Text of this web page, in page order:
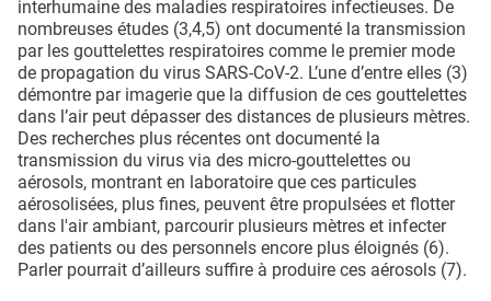
interhumaine des maladies respiratoires infectieuses. De
nombreuses études (3,4,5) ont documenté la transmission
par les gouttelettes respiratoires comme le premier mode
de propagation du virus SARS-CoV-2. L’une d’entre elles (3)
démontre par imagerie que la diffusion de ces gouttelettes
dans l’air peut dépasser des distances de plusieurs mètres.
Des recherches plus récentes ont documenté la
transmission du virus via des micro-gouttelettes ou
aérosols, montrant en laboratoire que ces particules
aérosolisées, plus fines, peuvent être propulsées et flotter
dans l'air ambiant, parcourir plusieurs mètres et infecter
des patients ou des personnels encore plus éloignés (6).
Parler pourrait d’ailleurs suffire à produire ces aérosols (7).